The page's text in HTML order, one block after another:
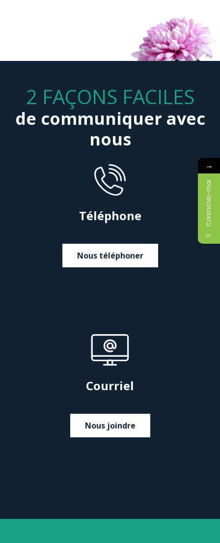
2 FAÇONS FACILES
de communiquer avec
nous
Téléphone
Nous téléphoner
Courriel
Nous joindre
→
Contactez-moi